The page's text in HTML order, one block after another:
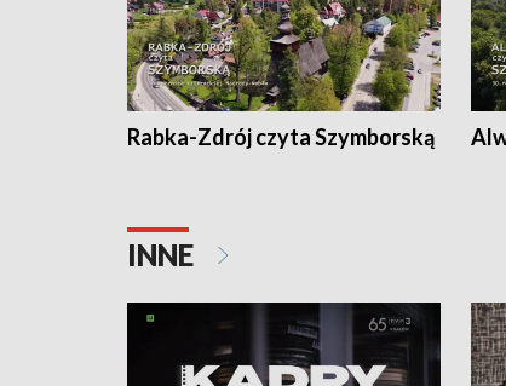
Rabka-Zdrój czyta Szymborską
INNE